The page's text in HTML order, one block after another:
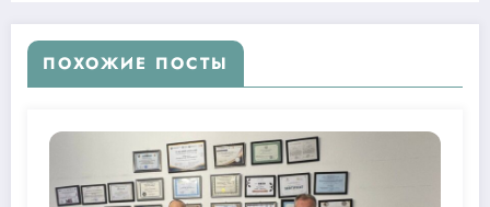
ПОХОЖИЕ ПОСТЫ